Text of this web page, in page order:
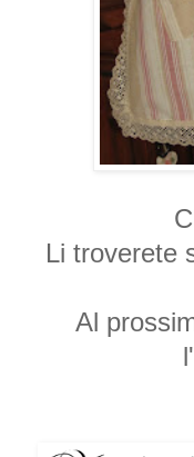
Li troverete
Al